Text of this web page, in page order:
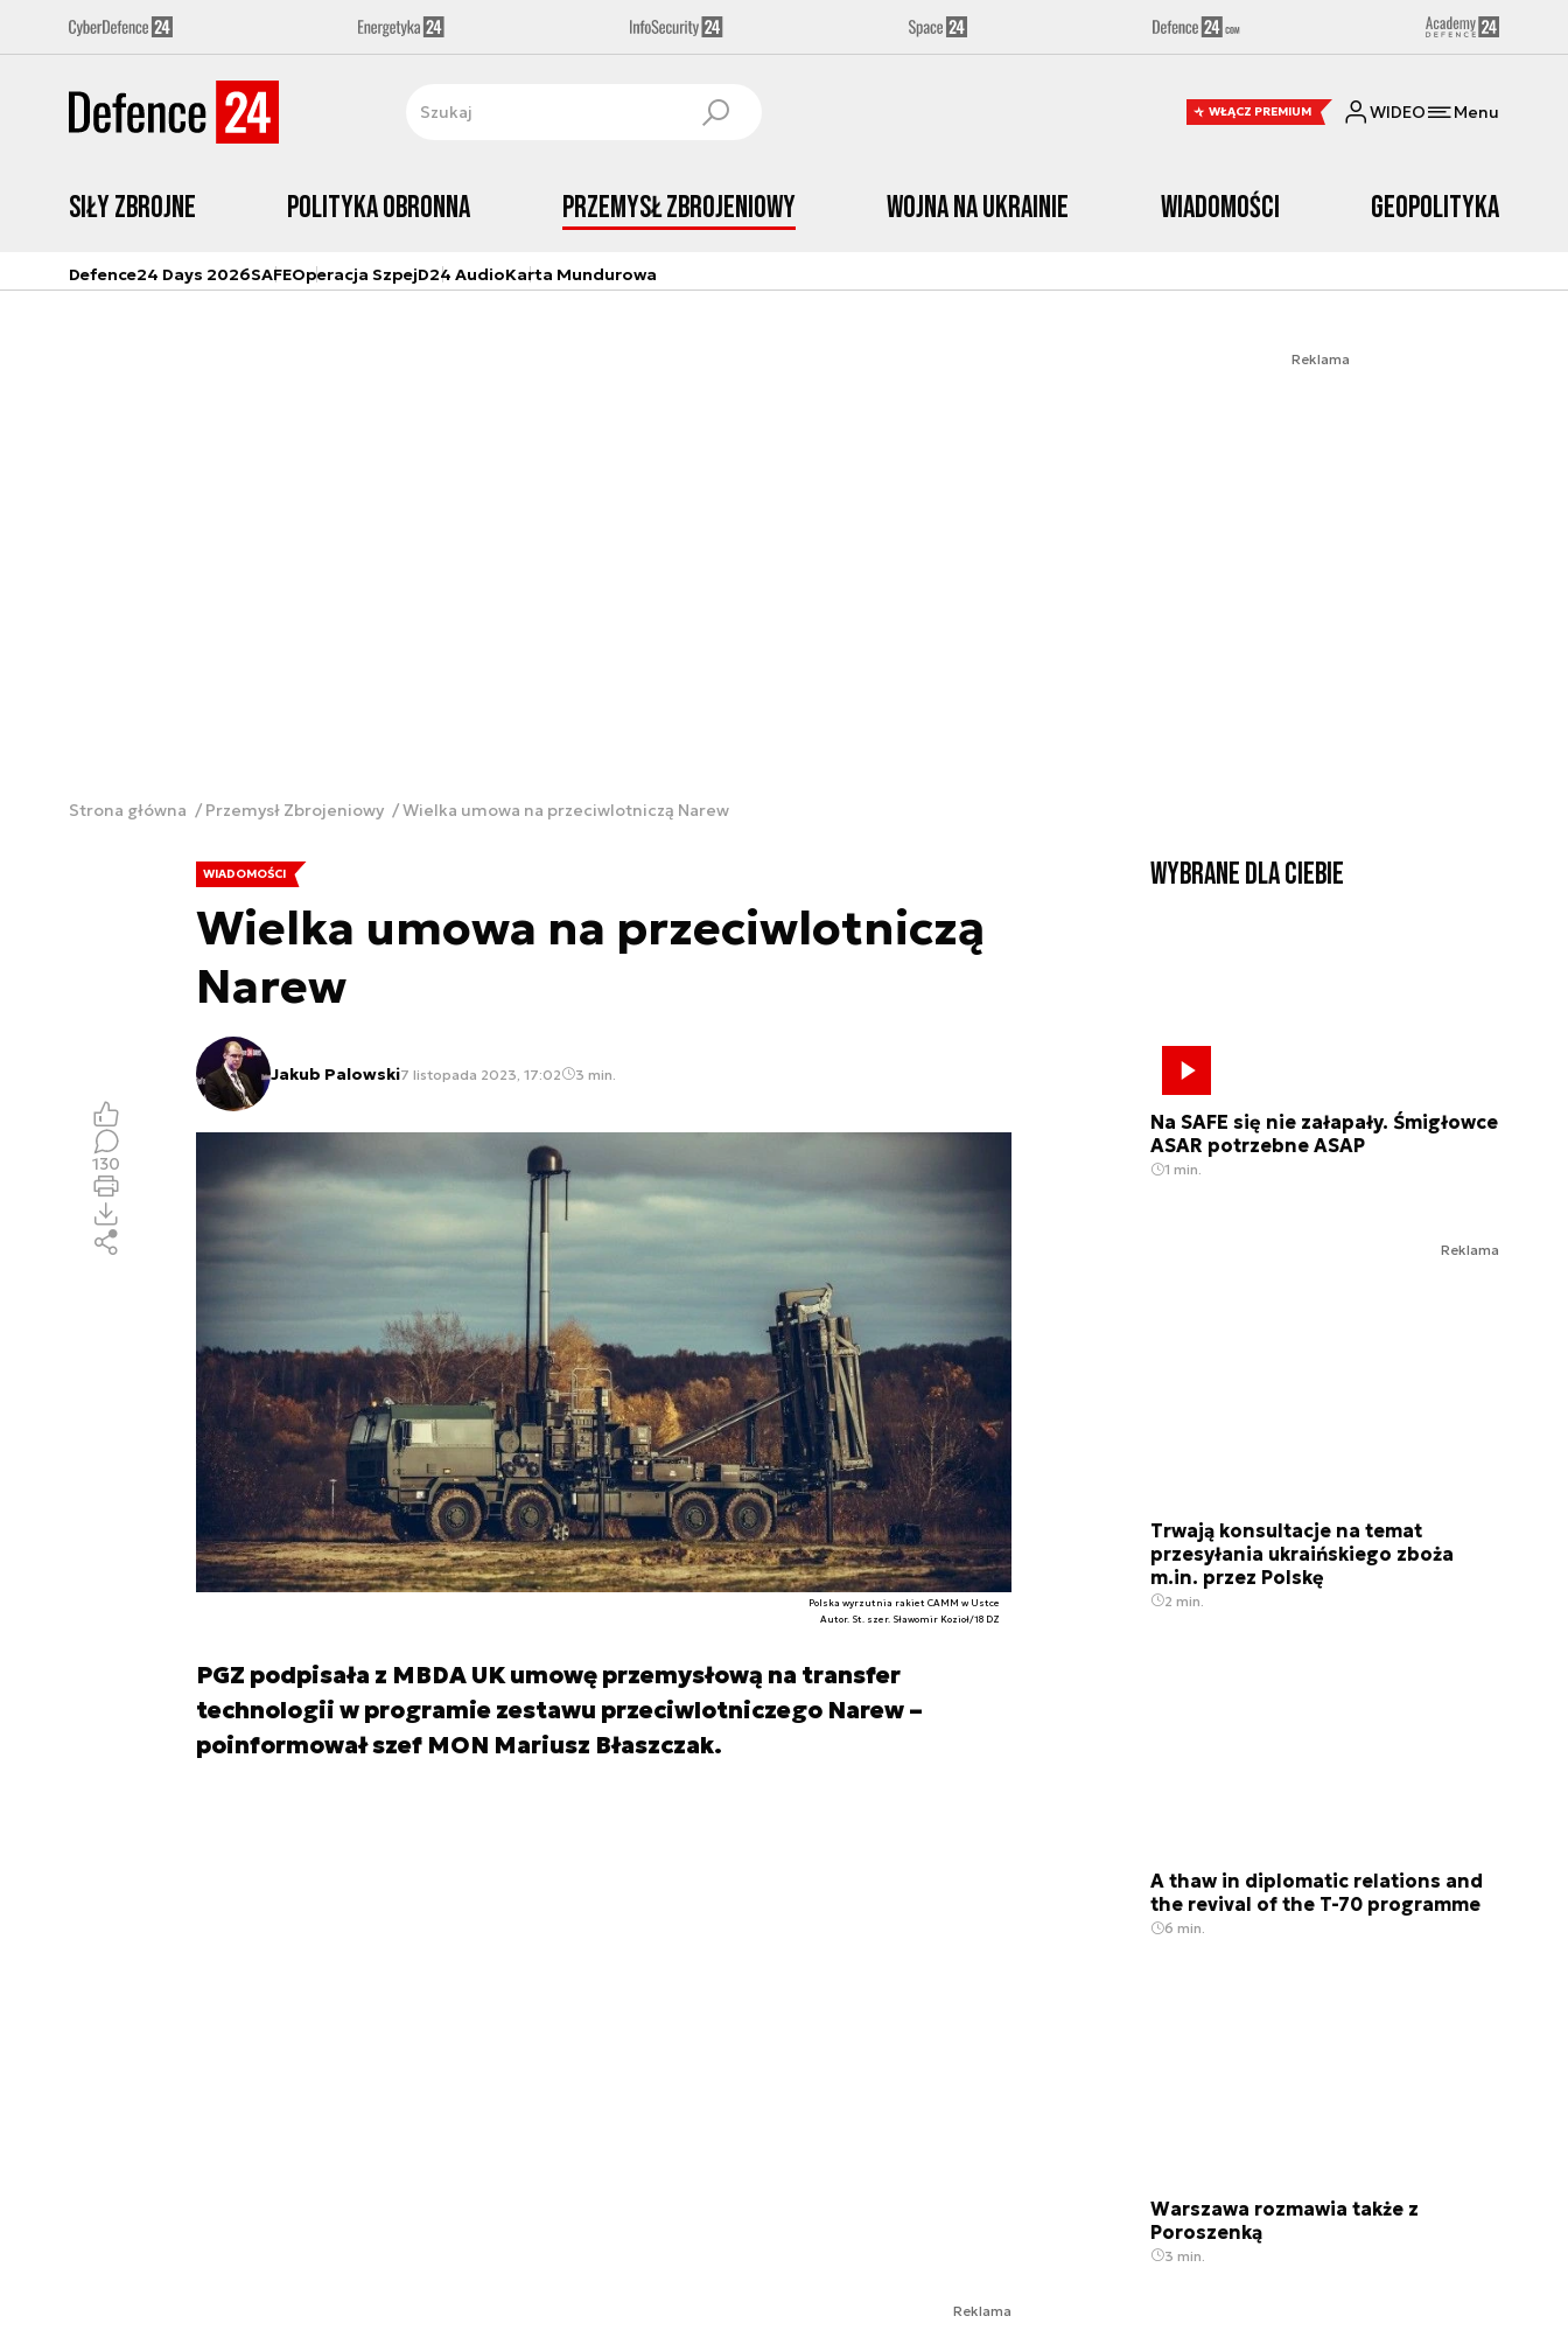
WŁĄCZ PREMIUM WIDEO Menu
Siły zbrojne Polityka obronna Przemysł Zbrojeniowy Wojna na Ukrainie Wiadomości Geopolityka
Defence24 Days 2026SAFEOperacja SzpejD24 AudioKarta Mundurowa
Reklama
Strona główna Przemysł Zbrojeniowy Wielka umowa na przeciwlotniczą Narew
WIADOMOŚCI
Wielka umowa na przeciwlotniczą
Narew
Jakub Palowski7 listopada 2023, 17:02 3 min.
Polska wyrzutnia rakiet CAMM w Ustce
Autor. St. szer. Sławomir Kozioł/18 DZ
PGZ podpisała z MBDA UK umowę przemysłową na transfer
technologii w programie zestawu przeciwlotniczego Narew –
poinformował szef MON Mariusz Błaszczak.
130
Reklama
Wybrane dla Ciebie
Na SAFE się nie załapały. Śmigłowce
ASAR potrzebne ASAP
1 min.
Reklama
Trwają konsultacje na temat
przesyłania ukraińskiego zboża
m.in. przez Polskę
2 min.
A thaw in diplomatic relations and
the revival of the T-70 programme
6 min.
Warszawa rozmawia także z
Poroszenką
3 min.